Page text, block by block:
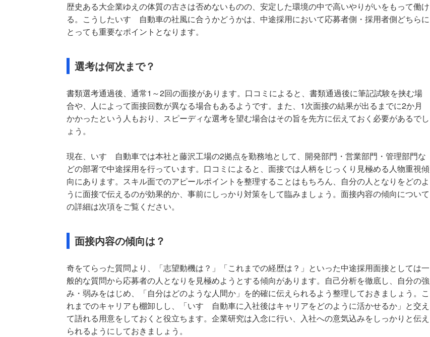
歴史ある大企業ゆえの体質の古さは否めないものの、安定した環境の中で高いやりがいをもって働け
る。こうしたいすゞ自動車の社風に合うかどうかは、中途採用において応募者側・採用者側どちらに
とっても重要なポイントとなります。
選考は何次まで？
書類選考通過後、通常1～2回の面接があります。口コミによると、書類通過後に筆記試験を挟む場
合や、人によって面接回数が異なる場合もあるようです。また、1次面接の結果が出るまでに2か月
かかったという人もおり、スピーディな選考を望む場合はその旨を先方に伝えておく必要があるでし
ょう。
現在、いすゞ自動車では本社と藤沢工場の2拠点を勤務地として、開発部門・営業部門・管理部門な
どの部署で中途採用を行っています。口コミによると、面接では人柄をじっくり見極める人物重視傾
向にあります。スキル面でのアピールポイントを整理することはもちろん、自分の人となりをどのよ
うに面接で伝えるのが効果的か、事前にしっかり対策をして臨みましょう。面接内容の傾向について
の詳細は次項をご覧ください。
面接内容の傾向は？
奇をてらった質問より、「志望動機は？」「これまでの経歴は？」といった中途採用面接としては一
般的な質問から応募者の人となりを見極めようとする傾向があります。自己分析を徹底し、自分の強
み・弱みをはじめ、「自分はどのような人間か」を的確に伝えられるよう整理しておきましょう。こ
れまでのキャリアも棚卸しし、「いすゞ自動車に入社後はキャリアをどのように活かせるか」と交え
て語れる用意をしておくと役立ちます。企業研究は入念に行い、入社への意気込みをしっかりと伝え
られるようにしておきましょう。